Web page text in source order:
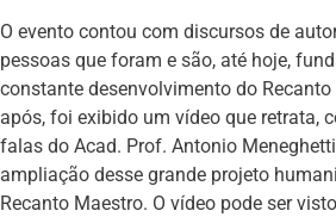
O evento contou com discursos de
pessoas que foram e são, até hoje,
constante desenvolvimento do
após, foi exibido um vídeo que retrata,
falas do Acad. Prof. Antonio
ampliação desse grande projeto
Recanto Maestro. O vídeo pode ser